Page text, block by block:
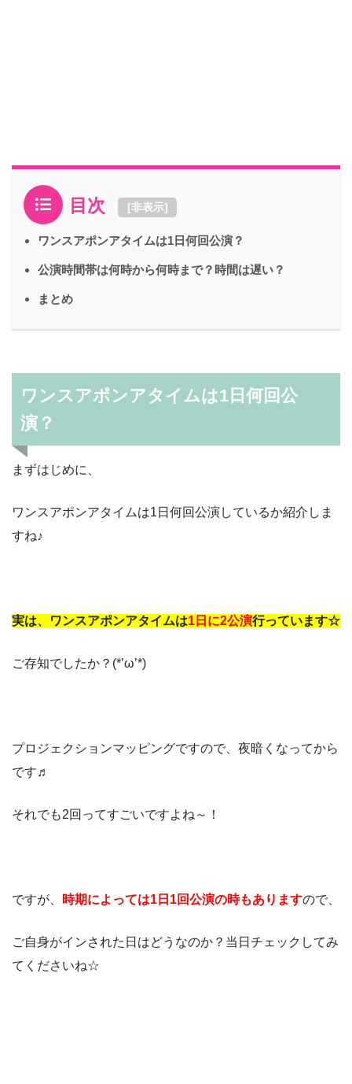
目次 [非表示]
ワンスアポンアタイムは1日何回公演？
公演時間帯は何時から何時まで？時間は遅い？
まとめ
ワンスアポンアタイムは1日何回公
演？
まずはじめに、
ワンスアポンアタイムは1日何回公演しているか紹介しま
すね♪
実は、ワンスアポンアタイムは1日に2公演行っています☆
ご存知でしたか？(*’ω’*)
プロジェクションマッピングですので、夜暗くなってから
です♬
それでも2回ってすごいですよね～！
ですが、 時期によっては1日1回公演の時もありますので、
ご自身がインされた日はどうなのか？当日チェックしてみ
てくださいね☆